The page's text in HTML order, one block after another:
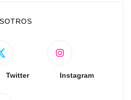
Twitter Instagram